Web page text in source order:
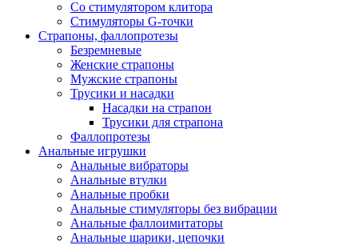
Со стимулятором клитора
Стимуляторы G-точки
Страпоны, фаллопротезы
Безремневые
Женские страпоны
Мужские страпоны
Трусики и насадки
Насадки на страпон
Трусики для страпона
Фаллопротезы
Анальные игрушки
Анальные вибраторы
Анальные втулки
Анальные пробки
Анальные стимуляторы без вибрации
Анальные фаллоимитаторы
Анальные шарики, цепочки